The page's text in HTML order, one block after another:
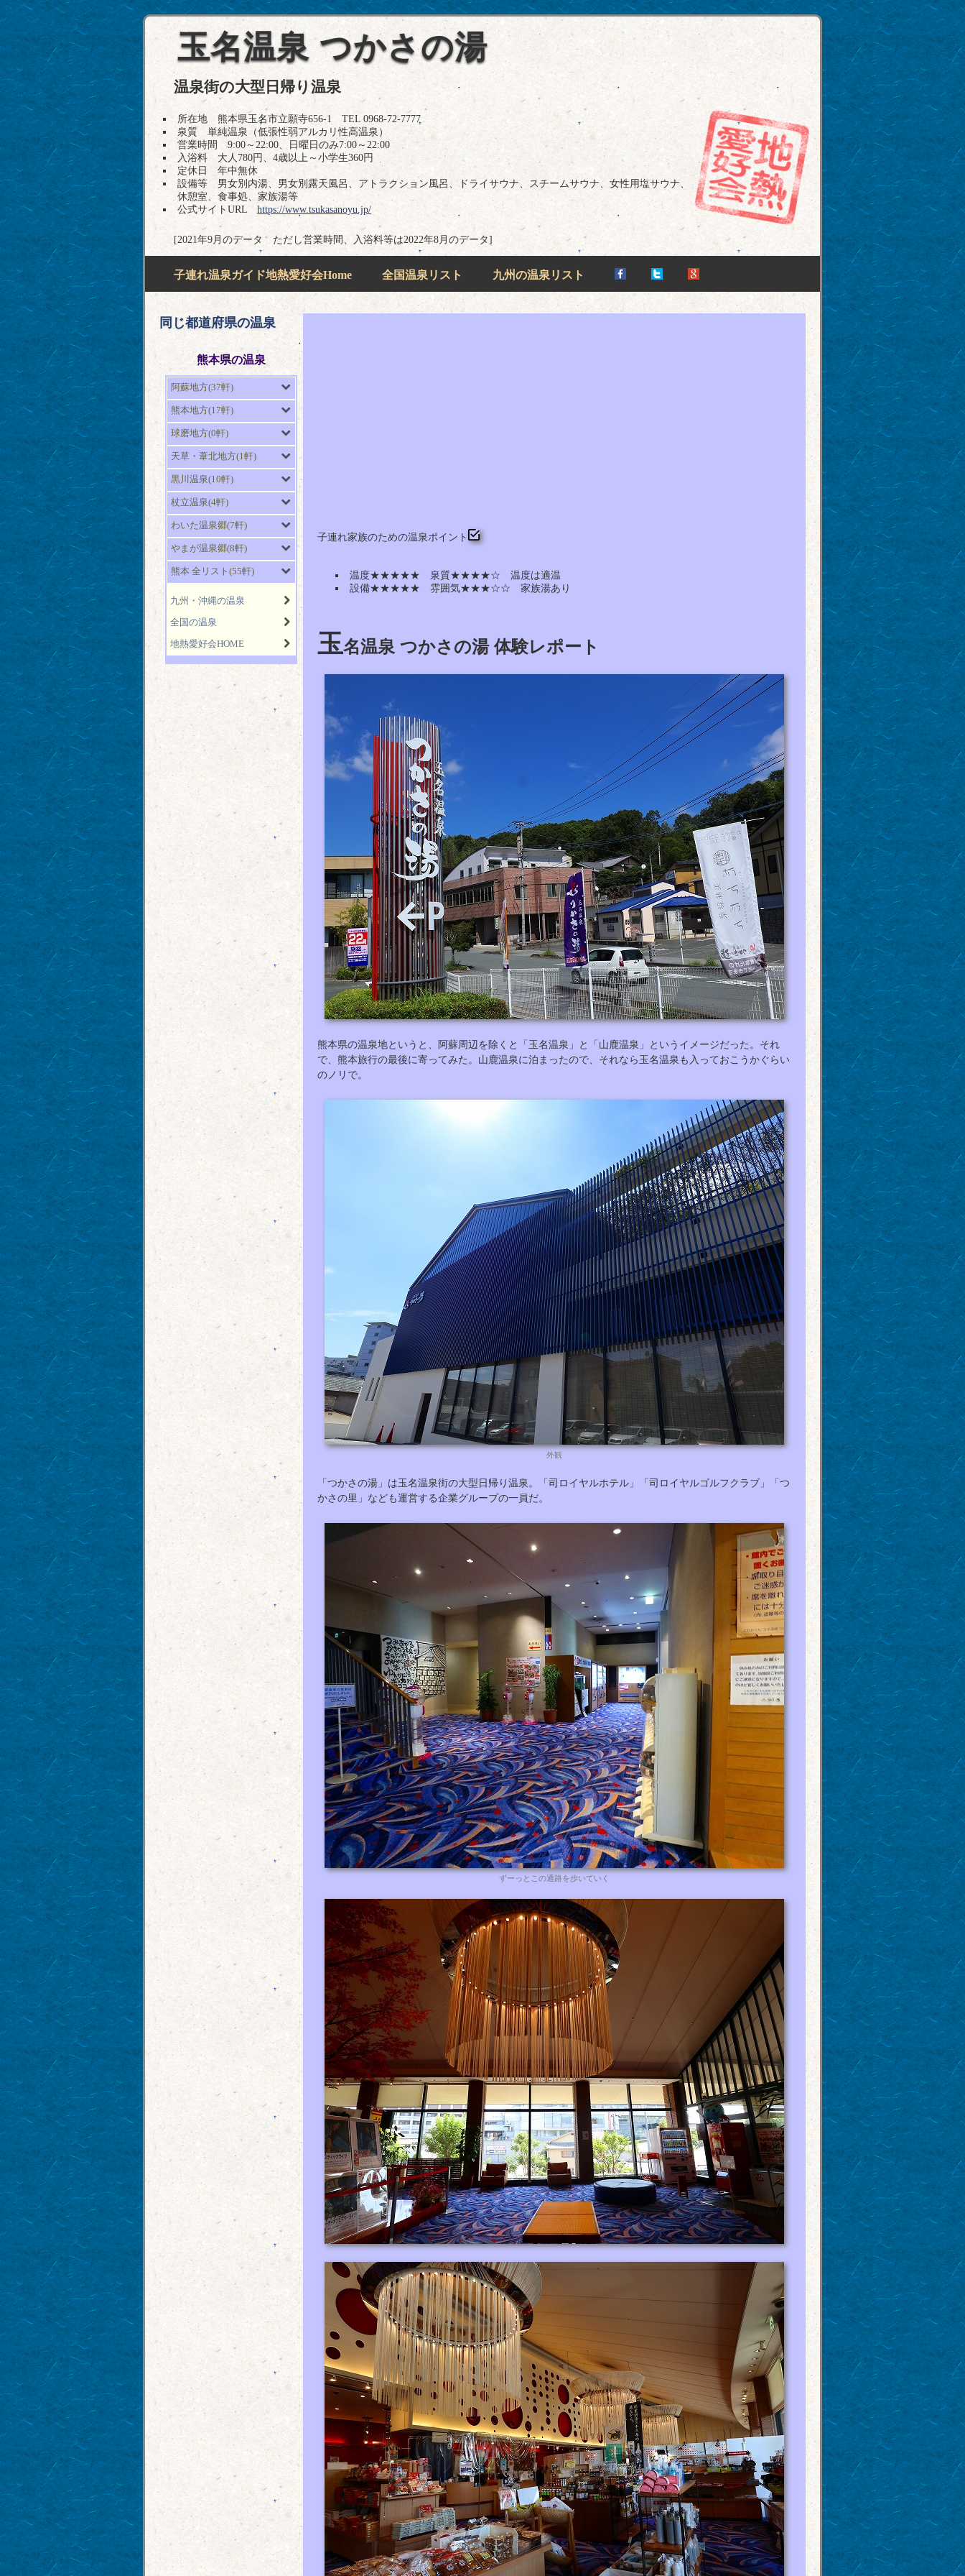
玉名温泉 つかさの湯
温泉街の大型日帰り温泉
所在地 熊本県玉名市立願寺656-1 TEL 0968-72-7777
泉質 単純温泉（低張性弱アルカリ性高温泉）
営業時間 9:00～22:00、日曜日のみ7:00～22:00
入浴料 大人780円、4歳以上～小学生360円
定休日 年中無休
設備等 男女別内湯、男女別露天風呂、アトラクション風呂、ドライサウナ、スチームサウナ、女性用塩サウナ、
休憩室、食事処、家族湯等
公式サイトURL https://www.tsukasanoyu.jp/
[2021年9月のデータ ただし営業時間、入浴料等は2022年8月のデータ]
子連れ温泉ガイド地熱愛好会Home 全国温泉リスト 九州の温泉リスト
子連れ家族のための温泉ポイント
温度★★★★★ 泉質★★★★☆ 温度は適温
設備★★★★★ 雰囲気★★★☆☆ 家族湯あり
玉名温泉 つかさの湯 体験レポート
熊本県の温泉地というと、阿蘇周辺を除くと「玉名温泉」と「山鹿温泉」というイメージだった。それ
で、熊本旅行の最後に寄ってみた。山鹿温泉に泊まったので、それなら玉名温泉も入っておこうかぐらい
のノリで。
外観
「つかさの湯」は玉名温泉街の大型日帰り温泉。「司ロイヤルホテル」「司ロイヤルゴルフクラブ」「つ
かさの里」なども運営する企業グループの一員だ。
ずーっとこの通路を歩いていく
同じ都道府県の温泉